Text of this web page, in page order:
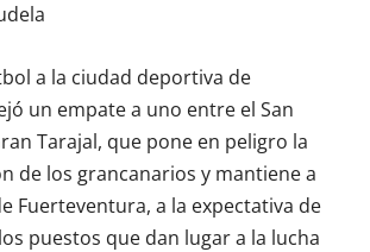
a la ciudad deportiva de
un empate a uno entre el San
Tarajal, que pone en peligro la
de los grancanarios y mantiene a
Fuerteventura, a la expectativa de
puestos que dan lugar a la lucha